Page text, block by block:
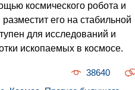
космического робота и
его на стабильной
для исследований и
ископаемых в космосе.
38640